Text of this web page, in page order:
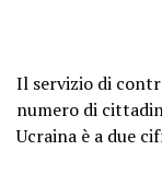
Il servizio di
numero di
Ucraina è a due